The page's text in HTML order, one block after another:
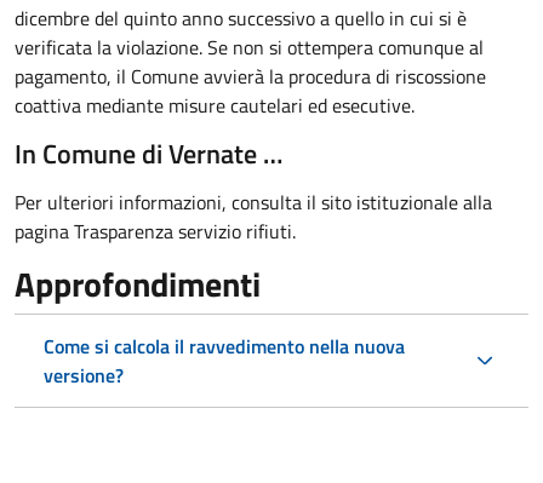
dicembre del quinto anno successivo a quello in cui si è
verificata la violazione. Se non si ottempera comunque al
pagamento, il Comune avvierà la procedura di riscossione
coattiva mediante misure cautelari ed esecutive.
In Comune di Vernate …
Per ulteriori informazioni, consulta il sito istituzionale alla
pagina Trasparenza servizio rifiuti.
Approfondimenti
Come si calcola il ravvedimento nella nuova
versione?